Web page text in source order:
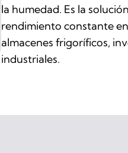
la humedad. Es la
rendimiento constante
almacenes frigoríficos,
industriales.